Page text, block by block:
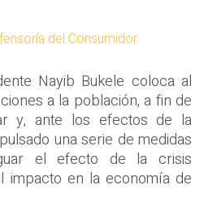
del Consumidor
Nayib Bukele coloca al
a la población, a fin de
y, ante los efectos de la
una serie de medidas
el efecto de la crisis
impacto en la economía de